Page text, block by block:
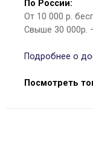
По России:
От 10 000 р.
Свыше 30 000р.
Подробнее о
Посмотреть